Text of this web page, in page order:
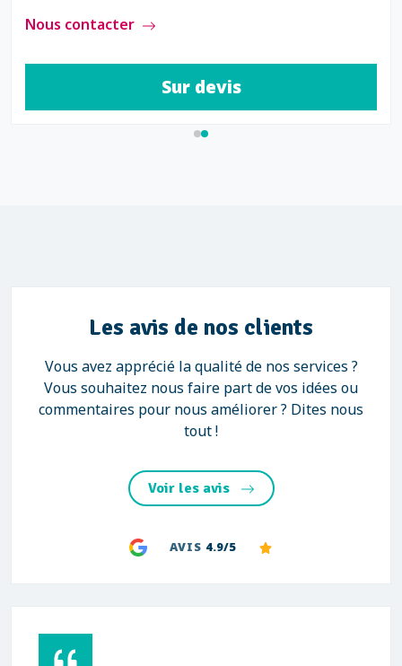
Nous contacter
Sur devis
Les avis de nos clients
Vous avez apprécié la qualité de nos services ?
Vous souhaitez nous faire part de vos idées ou
commentaires pour nous améliorer ? Dites nous
tout !
Voir les avis
AVIS 4.9/5